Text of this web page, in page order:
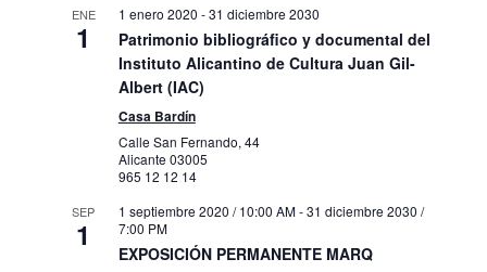
ENE
1
1 enero 2020 -31 diciembre 2030
Patrimonio bibliográfico y documental del
Instituto Alicantino de Cultura Juan Gil-
Albert (IAC)
Casa Bardín
Calle San Fernando, 44
Alicante 03005
965 12 12 14
SEP
1
1 septiembre 2020 / 10:00 AM-31 diciembre 2030 /
7:00 PM
EXPOSICIÓN PERMANENTE MARQ